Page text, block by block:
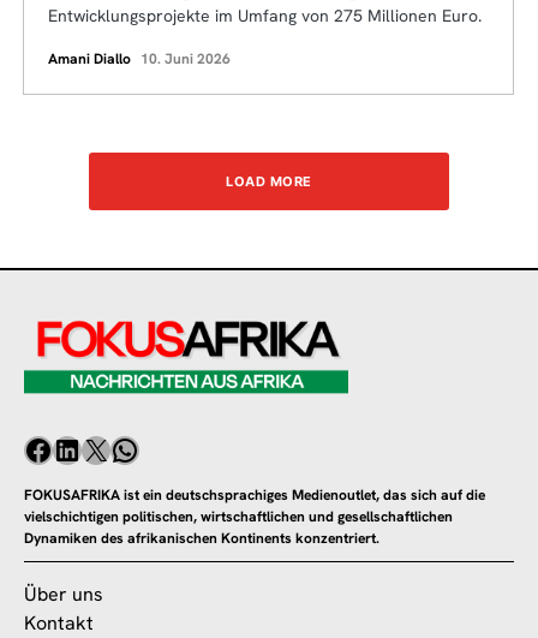
Entwicklungsprojekte im Umfang von 275 Millionen Euro.
Amani Diallo 10. Juni 2026
LOAD MORE
FOKUSAFRIKA ist ein deutschsprachiges Medienoutlet, das sich auf die
vielschichtigen politischen, wirtschaftlichen und gesellschaftlichen
Dynamiken des afrikanischen Kontinents konzentriert.
Über uns
Kontakt